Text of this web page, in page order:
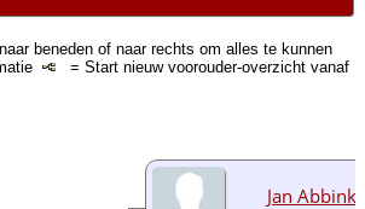
beneden of naar rechts om alles te kunnen
= Start nieuw voorouder-overzicht vanaf
Jan Abbink